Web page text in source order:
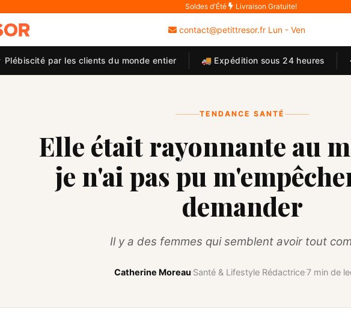
Soldes d'Été Livraison Gratuite!
contact@petittresor.fr Lun - Ven
par les clients du monde entier 🚚 Expédition sous 24 heures
TENDANCE SANTÉ
Elle était rayonnante au
je n'ai pas pu
demander
Il y a des femmes qui semblent avoir tout
Catherine Moreau Santé & Lifestyle Rédactrice 7 min de